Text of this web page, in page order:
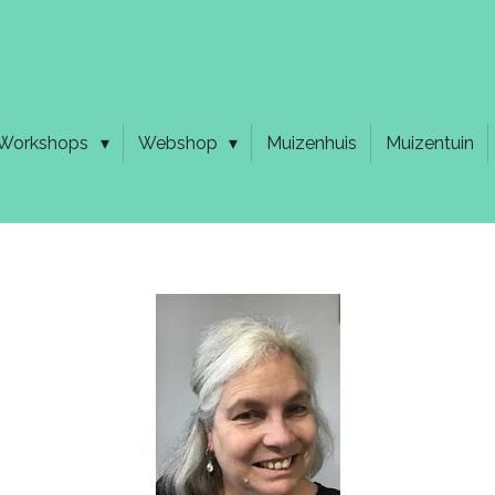
Webshop Muizenhuis Muizentuin